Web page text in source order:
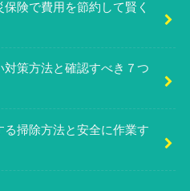
険で費用を節約して賢く
策方法と確認すべき７つ
掃除方法と安全に作業す